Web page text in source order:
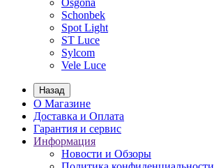
Osgona
Schonbek
Spot Light
ST Luce
Sylcom
Vele Luce
Назад
О Магазине
Доставка и Оплата
Гарантия и сервис
Информация
Новости и Обзоры